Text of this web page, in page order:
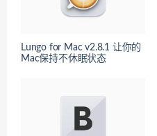
Lungo for Mac v2.8.1 让你的
Mac保持不休眠状态